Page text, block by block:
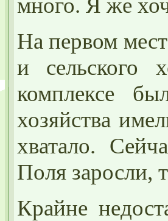
много. Я же
На первом
и сельского
комплексе
хозяйства
хватало.
Поля заросли,
Крайне